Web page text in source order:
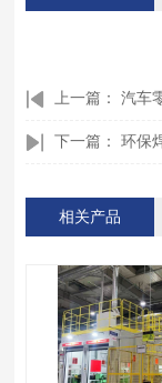
上一篇：汽车
下一篇：环保
相关产品